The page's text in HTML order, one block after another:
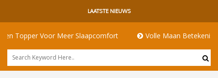
LAATSTE NIEUWS
Meer Slaapcomfort Volle Maan Betekenis: Energie,